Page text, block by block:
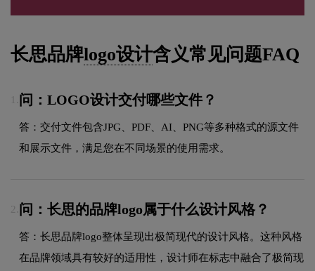
长思品牌logo设计含义常见问题FAQ
问：LOGO设计交付哪些文件？
答：交付文件包含JPG、PDF、AI、PNG等多种格式的源文件
和展示文件，满足您在不同场景的使用需求。
2. 问：长思的品牌logo属于什么设计风格？
答：长思品牌logo整体呈现出极简现代的设计风格。这种风格
在品牌领域具有较好的适用性，设计师在标志中融合了极简现